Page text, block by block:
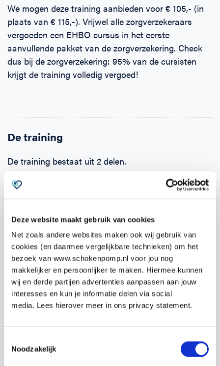
Deze website maakt gebruik van cookies
Net zoals andere websites maken ook wij gebruik van
cookies (en daarmee vergelijkbare technieken) om het
bezoek van www.schokenpomp.nl voor jou nog
makkelijker en persoonlijker te maken. Hiermee kunnen
wij en derde partijen advertenties aanpassen aan jouw
interesses en kun je informatie delen via social
media. Lees hierover meer in ons privacy statement.
Noodzakelijk
We mogen deze training aanbieden voor € 105,- (in
plaats van € 115,-). Vrijwel alle zorgverzekeraars
vergoeden een EHBO cursus in het eerste
aanvullende pakket van de zorgverzekering. Check
dus bij de zorgverzekering: 95% van de cursisten
krijgt de training volledig vergoed!
De training
De training bestaat uit 2 delen.
Zodra je je opgeeft ontvang je binnen 24 uur een e-
theorie eigen maken.
Het tweede deel is de praktijktraining van19:00 –
22:00 uuropwoensdag 2 april2025op
Dorpsstraat 995B, 1566 JD Assendelft .
Tijdens de praktijktraining wordt veel tijd besteed
Omdat al onze docenten artsen en co-assistenten